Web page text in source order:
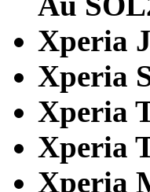
Xperia
Xperia
Xperia
Xperia
Xperia